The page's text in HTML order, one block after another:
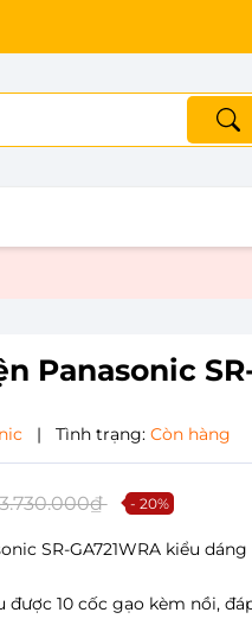
Panasonic
| Tình trạng: Còn hàng
- 20%
SR-GA721WRA kiểu
được 10 cốc gạo kèm nồi,